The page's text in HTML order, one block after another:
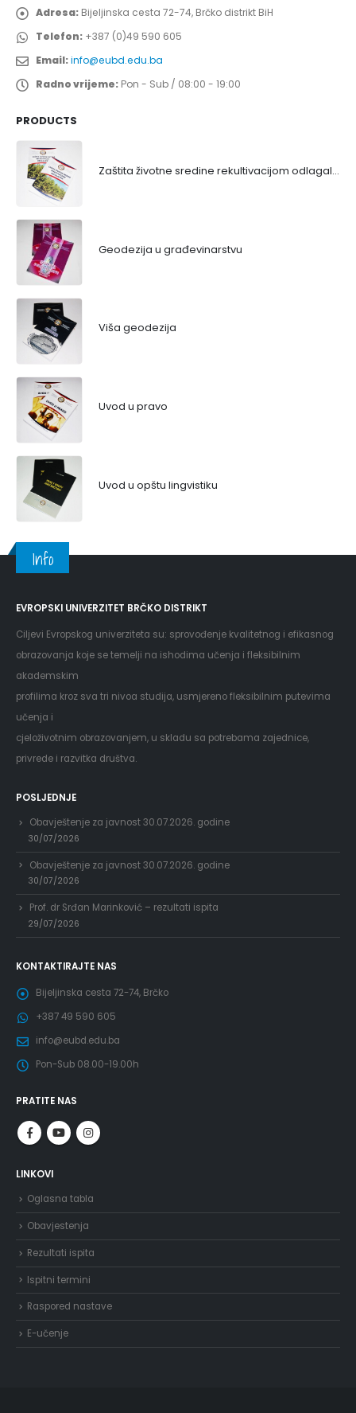
Adresa: Bijeljinska cesta 72-74, Brčko distrikt BiH
Telefon: +387 (0)49 590 605
Email:info@eubd.edu.ba
Radno vrijeme: Pon - Sub / 08:00 - 19:00
PRODUCTS
Zaštita životne sredine rekultivacijom odlagališta
Geodezija u građevinarstvu
Viša geodezija
Uvod u pravo
Uvod u opštu lingvistiku
Info
EVROPSKI UNIVERZITET BRČKO DISTRIKT
Ciljevi Evropskog univerziteta su: sprovođenje kvalitetnog i efikasnog
obrazovanja koje se temelji na ishodima učenja i fleksibilnim
akademskim
profilima kroz sva tri nivoa studija, usmjereno fleksibilnim putevima
učenja i
cjeloživotnim obrazovanjem, u skladu sa potrebama zajednice,
privrede i razvitka društva.
POSLJEDNJE
Obavještenje za javnost 30.07.2026. godine
30/07/2026
Obavještenje za javnost 30.07.2026. godine
30/07/2026
Prof. dr Srđan Marinković – rezultati ispita
29/07/2026
KONTAKTIRAJTE NAS
Bijeljinska cesta 72-74, Brčko
+387 49 590 605
info@eubd.edu.ba
Pon-Sub 08.00-19.00h
PRATITE NAS
LINKOVI
Oglasna tabla
Obavjestenja
Rezultati ispita
Ispitni termini
Raspored nastave
E-učenje